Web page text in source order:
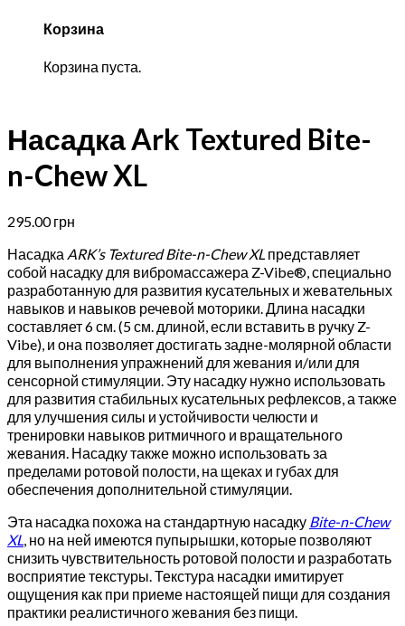
Корзина
Корзина пуста.
Насадка Ark Textured Bite-
n-Chew XL
295.00грн
Насадка ARK’s Textured Bite-n-Chew XL представляет
собой насадку для вибромассажера Z-Vibe®, специально
разработанную для развития кусательных и жевательных
навыков и навыков речевой моторики. Длина насадки
составляет 6 см. (5 см. длиной, если вставить в ручку Z-
Vibe), и она позволяет достигать задне-молярной области
для выполнения упражнений для жевания и/или для
сенсорной стимуляции. Эту насадку нужно использовать
для развития стабильных кусательных рефлексов, а также
для улучшения силы и устойчивости челюсти и
тренировки навыков ритмичного и вращательного
жевания. Насадку также можно использовать за
пределами ротовой полости, на щеках и губах для
обеспечения дополнительной стимуляции.
Эта насадка похожа на стандартную насадку Bite-n-Chew
XL, но на ней имеются пупырышки, которые позволяют
снизить чувствительность ротовой полости и разработать
восприятие текстуры. Текстура насадки имитирует
ощущения как при приеме настоящей пищи для создания
практики реалистичного жевания без пищи.